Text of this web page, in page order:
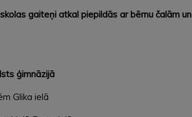
gaiteņi atkal piepildās ar bērnu čalām un
ģimnāzijā
Glika ielā